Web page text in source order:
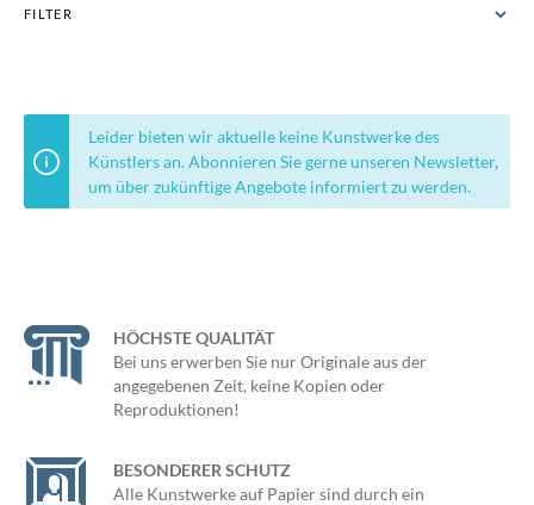
FILTER
Leider bieten wir aktuelle keine Kunstwerke des
Künstlers an. Abonnieren Sie gerne unseren Newsletter,
um über zukünftige Angebote informiert zu werden.
HÖCHSTE QUALITÄT
Bei uns erwerben Sie nur Originale aus der
angegebenen Zeit, keine Kopien oder
Reproduktionen!
BESONDERER SCHUTZ
Alle Kunstwerke auf Papier sind durch ein